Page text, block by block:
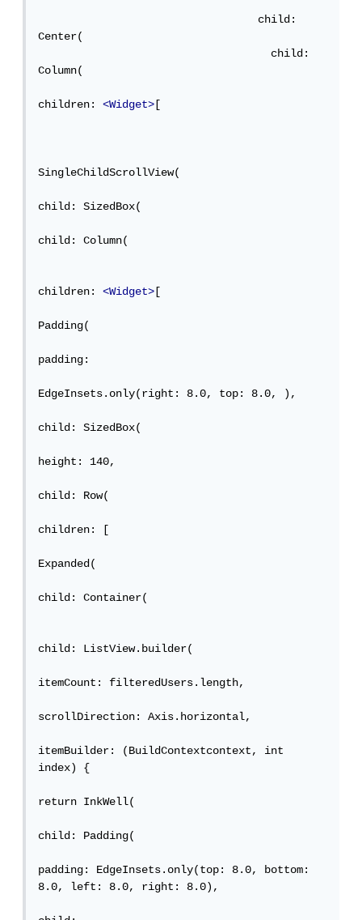
                                  child:
Center(
                                    child:
Column(
children: <Widget> [
SingleChildScrollView(
child: SizedBox(
child: Column(
children: <Widget> [
Padding(
padding:
EdgeInsets.only(right: 8.0, top: 8.0, ),
child: SizedBox(
height: 140,
child: Row(
children: [
Expanded(
child: Container(
child: ListView.builder(
itemCount: filteredUsers.length,
scrollDirection: Axis.horizontal,
itemBuilder: (BuildContextcontext, int
index) {
return InkWell(
child: Padding(
padding: EdgeInsets.only(top: 8.0, bottom:
8.0, left: 8.0, right: 8.0),